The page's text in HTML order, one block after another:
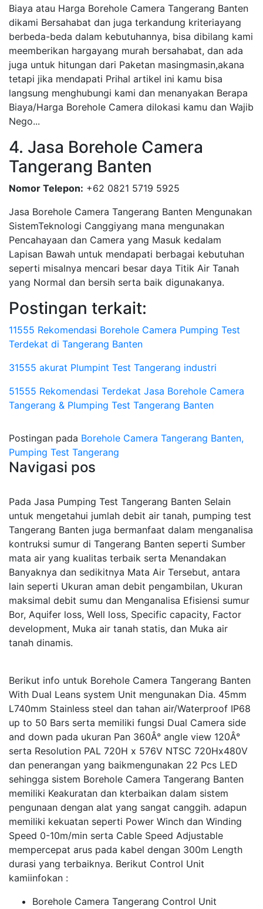
Biaya atau Harga Borehole Camera Tangerang Banten
dikami Bersahabat dan juga terkandung kriteriayang
berbeda-beda dalam kebutuhannya, bisa dibilang kami
meemberikan hargayang murah bersahabat, dan ada
juga untuk hitungan dari Paketan masingmasin,akana
tetapi jika mendapati Prihal artikel ini kamu bisa
langsung menghubungi kami dan menanyakan Berapa
Biaya/Harga Borehole Camera dilokasi kamu dan Wajib
Nego...
4. Jasa Borehole Camera
Tangerang Banten
Nomor Telepon: +62 0821 5719 5925
Jasa Borehole Camera Tangerang Banten Mengunakan
SistemTeknologi Canggiyang mana mengunakan
Pencahayaan dan Camera yang Masuk kedalam
Lapisan Bawah untuk mendapati berbagai kebutuhan
seperti misalnya mencari besar daya Titik Air Tanah
yang Normal dan bersih serta baik digunakanya.
Postingan terkait:
11555 Rekomendasi Borehole Camera Pumping Test
Terdekat di Tangerang Banten
31555 akurat Plumpint Test Tangerang industri
51555 Rekomendasi Terdekat Jasa Borehole Camera
Tangerang & Plumping Test Tangerang Banten
Postingan pada Borehole Camera Tangerang Banten,
Pumping Test Tangerang
Navigasi pos
Pada Jasa Pumping Test Tangerang Banten Selain
untuk mengetahui jumlah debit air tanah, pumping test
Tangerang Banten juga bermanfaat dalam menganalisa
kontruksi sumur di Tangerang Banten seperti Sumber
mata air yang kualitas terbaik serta Menandakan
Banyaknya dan sedikitnya Mata Air Tersebut, antara
lain seperti Ukuran aman debit pengambilan, Ukuran
maksimal debit sumu dan Menganalisa Efisiensi sumur
Bor, Aquifer loss, Well loss, Specific capacity, Factor
development, Muka air tanah statis, dan Muka air
tanah dinamis.
Berikut info untuk Borehole Camera Tangerang Banten
With Dual Leans system Unit mengunakan Dia. 45mm
L740mm Stainless steel dan tahan air/Waterproof IP68
up to 50 Bars serta memiliki fungsi Dual Camera side
and down pada ukuran Pan 360Â° angle view 120Â°
serta Resolution PAL 720H x 576V NTSC 720Hx480V
dan penerangan yang baikmengunakan 22 Pcs LED
sehingga sistem Borehole Camera Tangerang Banten
memiliki Keakuratan dan kterbaikan dalam sistem
pengunaan dengan alat yang sangat canggih. adapun
memiliki kekuatan seperti Power Winch dan Winding
Speed 0-10m/min serta Cable Speed Adjustable
mempercepat arus pada kabel dengan 300m Length
durasi yang terbaiknya. Berikut Control Unit
kamiinfokan :
Borehole Camera Tangerang Control Unit